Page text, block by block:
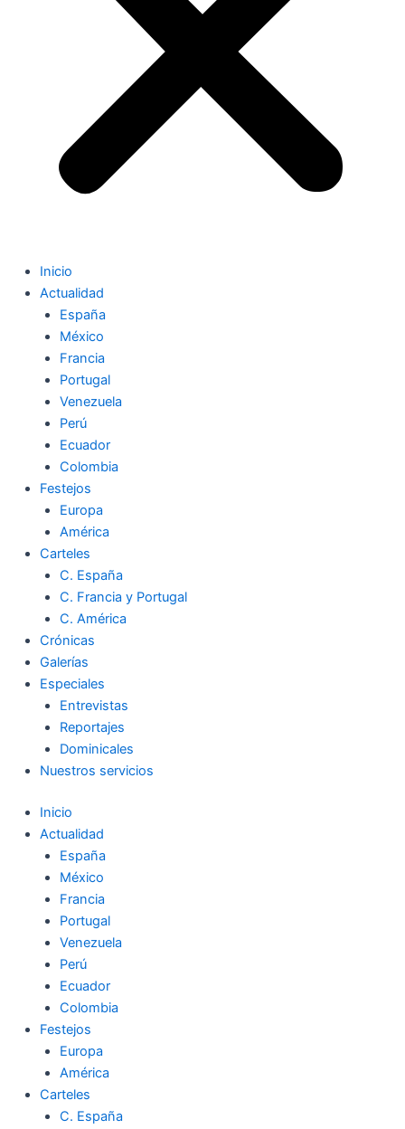
Inicio
Actualidad
España
México
Francia
Portugal
Venezuela
Perú
Ecuador
Colombia
Festejos
Europa
América
Carteles
C. España
C. Francia y Portugal
C. América
Crónicas
Galerías
Especiales
Entrevistas
Reportajes
Dominicales
Nuestros servicios
Inicio
Actualidad
España
México
Francia
Portugal
Venezuela
Perú
Ecuador
Colombia
Festejos
Europa
América
Carteles
C. España